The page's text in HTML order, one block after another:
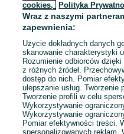
1 ...
cookies,
Polityka
Wraz z naszymi
zapewnienia:
Użycie dokładnych danych
skanowanie charakterystyki
Rozumienie odbiorców
z różnych źródeł.
dostęp do nich. Pomiar
ulepszanie usług.
Tworzenie profili w celu
Wykorzystywanie
Wykorzystywanie
Pomiar efektywności treści.
spersonalizowanych reklam.